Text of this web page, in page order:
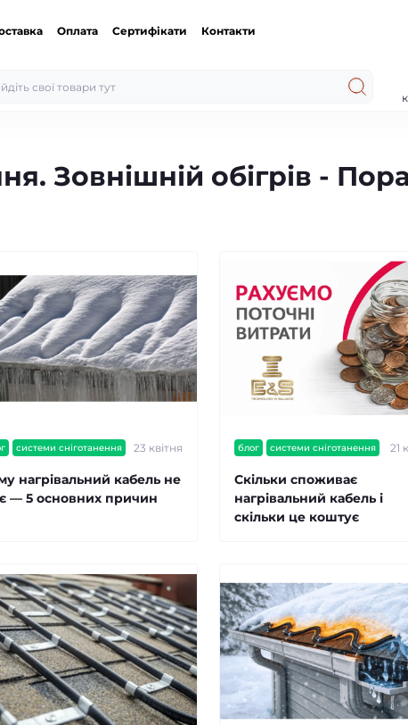
Оплата Сертифікати Контакти
Зовнішній обігрів -
системи сніготанення 23 квітня
нагрівальний кабель не
— 5 основних причин
блог системи сніготанення 21
Скільки споживає
нагрівальний кабель і
скільки це коштує